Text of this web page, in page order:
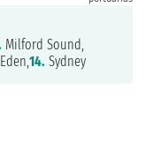
Milford Sound,
Eden,14. Sydney